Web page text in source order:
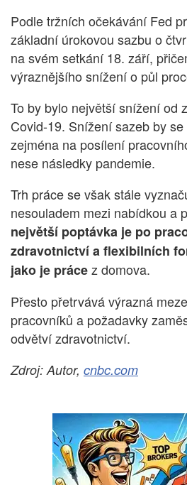
Podle tržních očekávání Fed
základní úrokovou sazbu o
na svém setkání 18. září,
výraznějšího snížení o půl
To by bylo největší snížení od
Covid-19. Snížení sazeb by
zejména na posílení
nese následky pandemie.
Trh práce se však stále
nesouladem mezi nabídkou a
největší poptávka je po
zdravotnictví a flexibilních
jako je prácez domova.
Přesto přetrvává výrazná
pracovníků a požadavky
odvětví zdravotnictví.
Zdroj: Autor, cnbc.com